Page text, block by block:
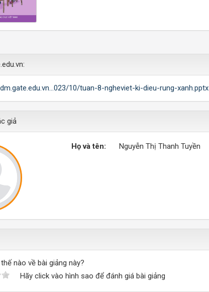
10/tuan-8-ngheviet-ki-dieu-rung-xanh.pptx
giả
Họ và tên: Nguyễn Thị Thanh Tuyền
nào về bài giảng này?
Hãy click vào hình sao để đánh giá bài giảng